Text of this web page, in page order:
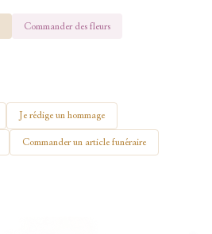
Commander des fleurs
Je rédige un hommage
Commander un article funéraire